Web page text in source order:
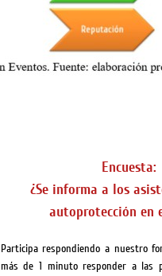
Encuesta:
¿Se informa a los
autoprotección en
Participa respondiendo a nuestro
más de 1 minuto responder a las